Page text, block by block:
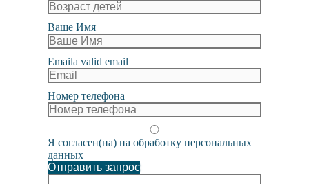
Ваше Имя
Emaila valid email
Номер телефона
Я согласен(на) на обработку персональных
данных
Отправить запрос